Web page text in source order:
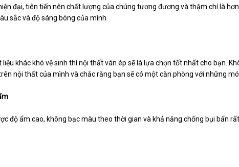
đại, tiên tiến nên chất lượng của chúng tương đương và thậm chí là
sắc và độ sáng bóng của mình.
khác khó vệ sinh thì nội thất ván ép sẽ là lựa chọn tốt nhất cho bạn.
nội thất của mình và chắc rằng bạn sẽ có một căn phòng với những
độ ẩm cao, không bạc màu theo thời gian và khả năng chống bụi bẩn